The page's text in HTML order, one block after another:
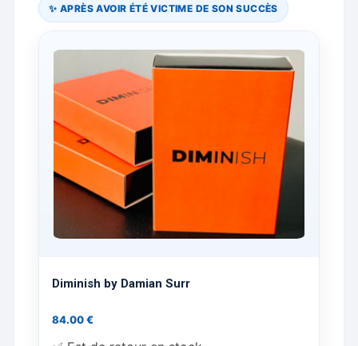
✨ APRÈS AVOIR ÉTÉ VICTIME DE SON SUCCÈS
Diminish by Damian Surr
84.00€